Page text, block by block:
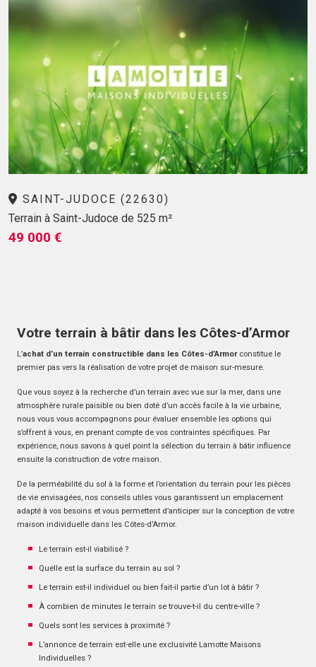
SAINT-JUDOCE (22630)
Terrain à Saint-Judoce de 525 m²
49 000 €
Votre terrain à bâtir dans les Côtes-d’Armor
L’achat d’un terrain constructible dans les Côtes-d’Armorconstitue le
premier pas vers la réalisation de votre projet de maison sur-mesure.
Que vous soyez à la recherche d’un terrain avec vue sur la mer, dans une
atmosphère rurale paisible ou bien doté d’un accès facile à la vie urbaine,
nous vous vous accompagnons pour évaluer ensemble les options qui
s’offrent à vous, en prenant compte de vos contraintes spécifiques. Par
expérience, nous savons à quel point la sélection du terrain à bâtir influence
ensuite la construction de votre maison.
De la perméabilité du sol à la forme et l’orientation du terrain pour les pièces
de vie envisagées, nos conseils utiles vous garantissent un emplacement
adapté à vos besoins et vous permettent d’anticiper sur la conception de votre
maison individuelle dans les Côtes-d’Armor.
Le terrain est-il viabilisé ?
Quelle est la surface du terrain au sol ?
Le terrain est-il individuel ou bien fait-il partie d’un lot à bâtir ?
À combien de minutes le terrain se trouve-t-il du centre-ville ?
Quels sont les services à proximité ?
L’annonce de terrain est-elle une exclusivité Lamotte Maisons
Individuelles ?